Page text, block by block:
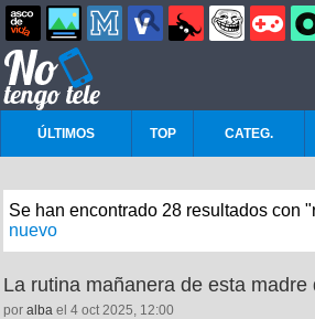
ÚLTIMOS TOP CATEG.
Se han encontrado 28 resultados con
nuevo
La rutina mañanera de esta madre
por alba el 4 oct 2025, 12:00